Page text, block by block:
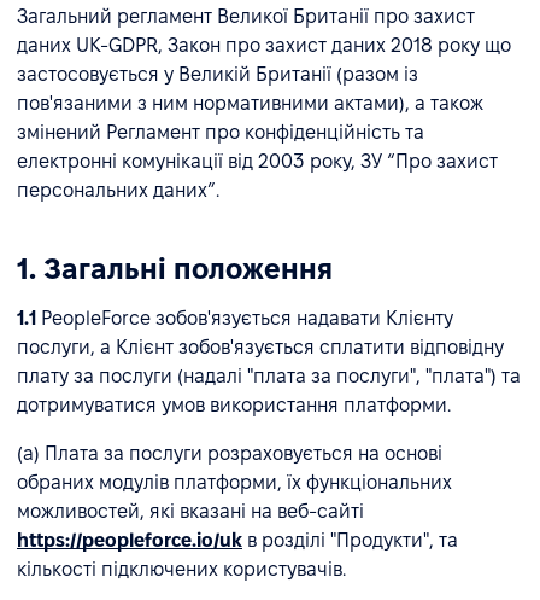
Загальний регламент Великої Британії про захист
даних UK-GDPR, Закон про захист даних 2018 року що
застосовується у Великій Британії (разом із
пов'язаними з ним нормативними актами), а також
змінений Регламент про конфіденційність та
електронні комунікації від 2003 року, ЗУ “Про захист
персональних даних”.
1. Загальні положення
1.1 PeopleForce зобов'язується надавати Клієнту
послуги, а Клієнт зобов'язується сплатити відповідну
плату за послуги (надалі "плата за послуги", "плата") та
дотримуватися умов використання платформи.
(a) Плата за послуги розраховується на основі
обраних модулів платформи, їх функціональних
можливостей, які вказані на веб-сайті
https://peopleforce.io/uk в розділі "Продукти", та
кількості підключених користувачів.